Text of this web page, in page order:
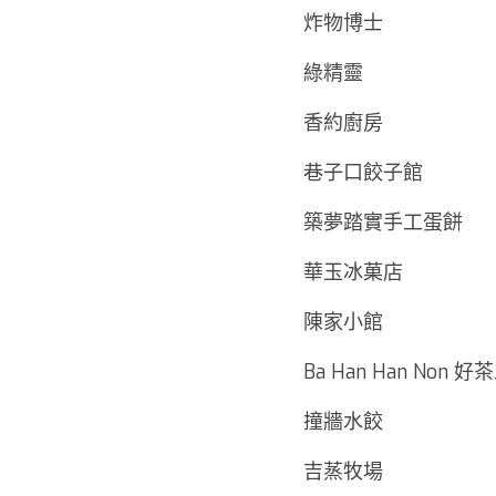
炸物博士
綠精靈
香約廚房
巷子口餃子館
築夢踏實手工蛋餅
華玉冰菓店
陳家小館
Ba Han Han Non 好
撞牆水餃
吉蒸牧場